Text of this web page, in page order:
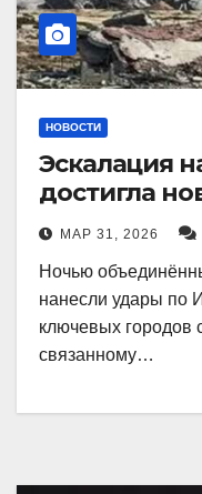
НОВОСТИ
Эскалация
достигла
МАР 31, 2026
Ночью
нанесли удары по
ключевых городов
связанному…